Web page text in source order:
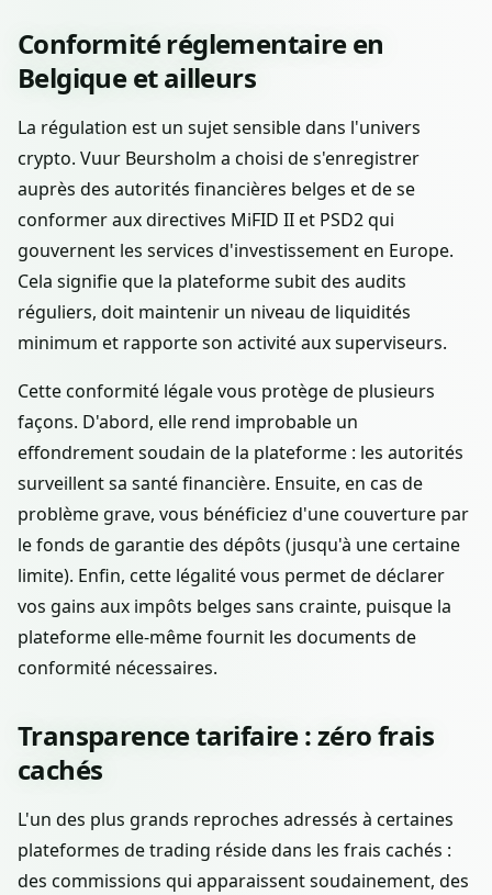
Conformité réglementaire en
Belgique et ailleurs
La régulation est un sujet sensible dans l'univers
crypto. Vuur Beursholm a choisi de s'enregistrer
auprès des autorités financières belges et de se
conformer aux directives MiFID II et PSD2 qui
gouvernent les services d'investissement en Europe.
Cela signifie que la plateforme subit des audits
réguliers, doit maintenir un niveau de liquidités
minimum et rapporte son activité aux superviseurs.
Cette conformité légale vous protège de plusieurs
façons. D'abord, elle rend improbable un
effondrement soudain de la plateforme : les autorités
surveillent sa santé financière. Ensuite, en cas de
problème grave, vous bénéficiez d'une couverture par
le fonds de garantie des dépôts (jusqu'à une certaine
limite). Enfin, cette légalité vous permet de déclarer
vos gains aux impôts belges sans crainte, puisque la
plateforme elle-même fournit les documents de
conformité nécessaires.
Transparence tarifaire : zéro frais
cachés
L'un des plus grands reproches adressés à certaines
plateformes de trading réside dans les frais cachés :
des commissions qui apparaissent soudainement, des